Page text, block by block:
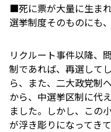
■死に票が大量に生ま
選挙制度そのものにも
リクルート事件以降、
制であれば、再選して
ら、また、二大政党制
から、中選挙区制に代
ました。しかし、この
が浮き彫りになってきて